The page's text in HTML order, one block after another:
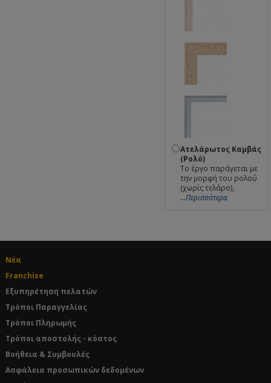
Ατελάρωτος Καμβάς
(Ρολό)
Το έργο παράγεται με
την μορφή του ρολού
(χωρίς τελάρο),
...Περισσότερα
Νέα
Franchise
Εξυπηρέτηση πελατών
Τρόποι Παραγγελίας
Τρόποι Πληρωμής
Τρόποι αποστολής - κόστος
Βοήθεια & Συμβουλές
Ασφάλεια προσωπικών δεδομένων